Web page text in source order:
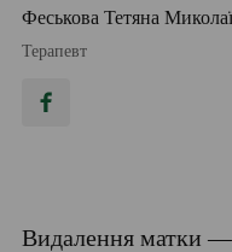
Феськова Тетяна
Терапевт
Видалення матки —